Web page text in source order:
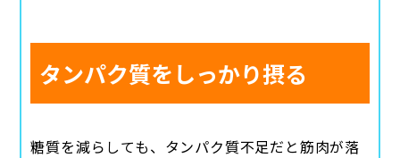
タンパク質をしっかり摂る
糖質を減らしても、タンパク質不足だと筋肉が落